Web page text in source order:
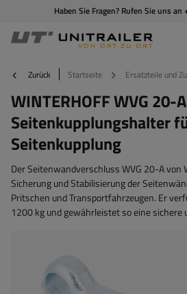
Haben Sie Fragen? Rufen Sie uns an
Zurück Startseite Ersatzteile und
WINTERHOFF WVG 20-A
Seitenkupplungshalter
Seitenkupplung
Der Seitenwandverschluss WVG 20-A von
Sicherung und Stabilisierung der
Pritschen und Transportfahrzeugen. Er
1200 kg und gewährleistet so eine sichere